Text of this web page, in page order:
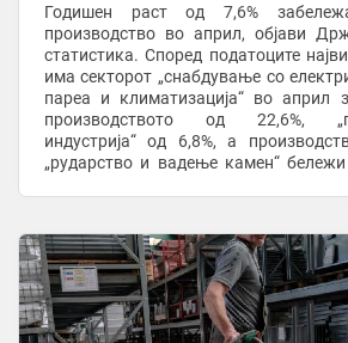
Годишен раст од 7,6%
производство во април, објави
статистика. Според податоците
има секторот „снабдување со
пареа и климатизација“ во април
производството од 22,6%,
индустрија“ од 6,8%, а
„рударство и вадење камен“